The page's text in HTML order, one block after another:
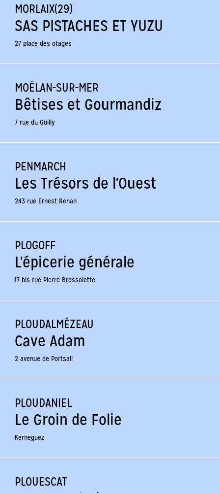
MORLAIX(29)
SAS PISTACHES ET YUZU
27 place des otages
MOËLAN-SUR-MER
Bêtises et Gourmandiz
7 rue du Guilly
PENMARCH
Les Trésors de l'Ouest
243 rue Ernest Renan
PLOGOFF
L'épicerie générale
17 bis rue Pierre Brossolette
PLOUDALMÉZEAU
Cave Adam
2 avenue de Portsall
PLOUDANIEL
Le Groin de Folie
Kerneguez
PLOUESCAT